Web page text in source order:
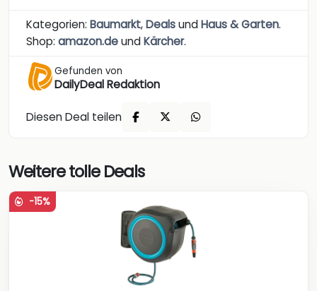
Kategorien: Baumarkt,DealsundHaus & Garten.
Shop: amazon.deundKärcher.
Gefunden von
DailyDeal Redaktion
Diesen Deal teilen
Weitere tolle Deals
-15%